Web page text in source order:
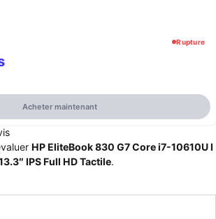
au
Rupture
Acheter maintenant
HP EliteBook 830 G7 Core i7-10610U I
IPS Full HD Tactile.